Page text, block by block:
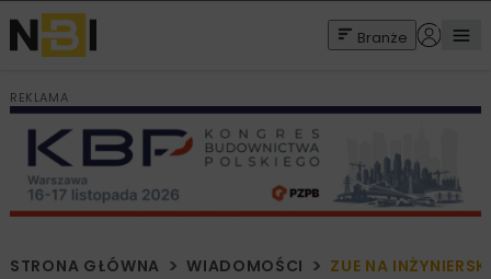
Branże
REKLAMA
STRONA GŁÓWNA WIADOMOŚCI ZUE NA